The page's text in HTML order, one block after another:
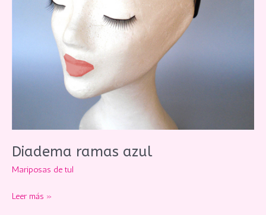
Diadema ramas azul
Mariposas de tul
Diadema
Leer más »